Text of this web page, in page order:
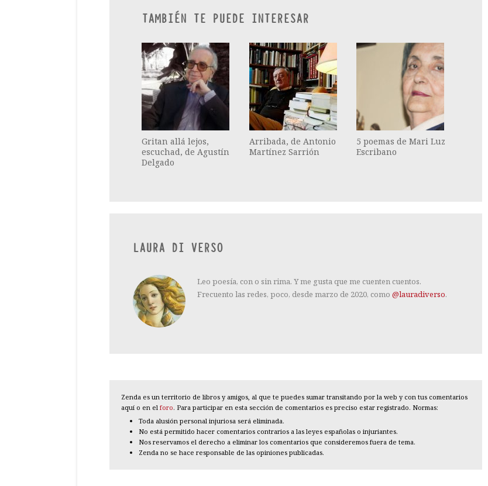
TAMBIÉN TE PUEDE INTERESAR
Gritan allá lejos,
escuchad, de Agustín
Delgado
Arribada, de Antonio
Martínez Sarrión
5 poemas de Mari Luz
Escribano
LAURA DI VERSO
Leo poesía, con o sin rima. Y me gusta que me cuenten cuentos.
Frecuento las redes, poco, desde marzo de 2020, como @lauradiverso.
Zenda es un territorio de libros y amigos, al que te puedes sumar transitando por la web y con tus comentarios
aquí o en el foro. Para participar en esta sección de comentarios es preciso estar registrado. Normas:
Toda alusión personal injuriosa será eliminada.
No está permitido hacer comentarios contrarios a las leyes españolas o injuriantes.
Nos reservamos el derecho a eliminar los comentarios que consideremos fuera de tema.
Zenda no se hace responsable de las opiniones publicadas.